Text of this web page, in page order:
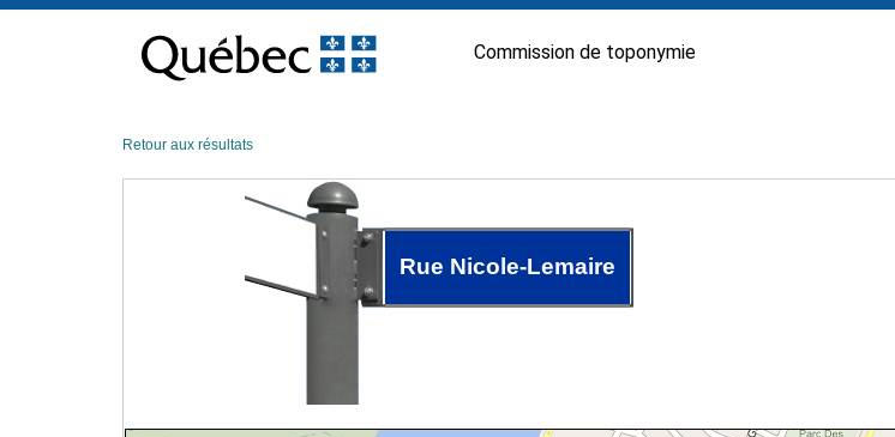
contenu
Commission de toponymie
Retour aux résultats
Rue Nicole-Lemaire